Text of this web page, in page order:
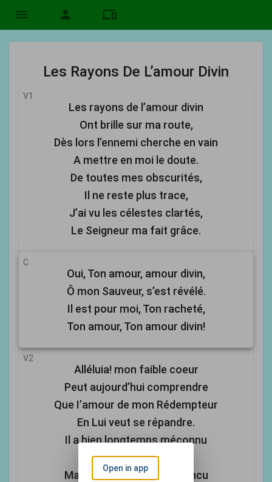
menu person devices
Les Rayons De L’amour Divin
V1
Les rayons de l’amour divin
Ont brille sur ma route,
Dès lors l’ennemi cherche en vain
A mettre en moi le doute.
De toutes mes obscurités,
Il ne reste plus trace,
J’ai vu les célestes clartés,
Le Seigneur ma fait grâce.
C
Oui, Ton amour, amour divin,
Ô mon Sauveur, s’est révélé.
Il est pour moi, Ton racheté,
Ton amour, Ton amour divin!
V2
Alléluia! mon faible coeur
Peut aujourd’hui comprendre
Que I’amour de mon Rédempteur
En Lui veut se répandre.
Il a bien longtemps méconnu
Cette grâce suprême,
Mais maintenant il est vaincu
Open in app